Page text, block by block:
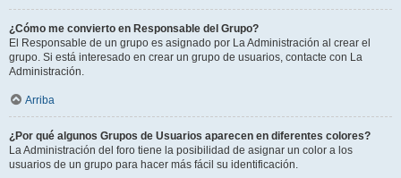
¿Cómo me convierto en Responsable del Grupo?
El Responsable de un grupo es asignado por La Administración al crear el
grupo. Si está interesado en crear un grupo de usuarios, contacte con La
Administración.
Arriba
¿Por qué algunos Grupos de Usuarios aparecen en diferentes colores?
La Administración del foro tiene la posibilidad de asignar un color a los
usuarios de un grupo para hacer más fácil su identificación.